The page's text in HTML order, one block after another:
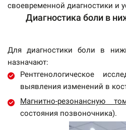
своевременной диагностики и
Диагностика боли в
Для диагностики боли в
назначают:
Рентгенологическое
выявления изменений в
Магнитно-резонансную
состояния позвоночника).